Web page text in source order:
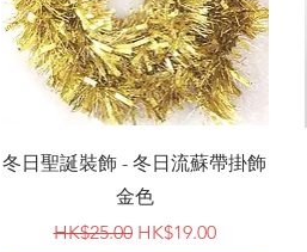
快速瀏覽
冬日聖誕裝飾 - 冬日流蘇帶掛飾
金色
一般價格
HK$25.00 促銷價格
HK$19.00